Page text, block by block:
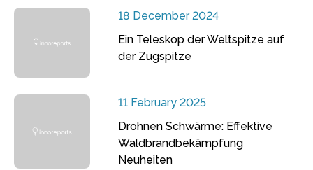
18 December 2024
Ein Teleskop der Weltspitze auf
der Zugspitze
11 February 2025
Drohnen Schwärme: Effektive
Waldbrandbekämpfung
Neuheiten